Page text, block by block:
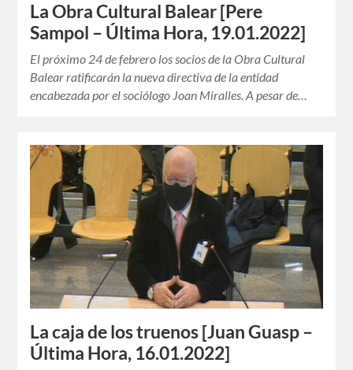
La Obra Cultural Balear [Pere
Sampol – Última Hora, 19.01.2022]
El próximo 24 de febrero los socios de la Obra Cultural
Balear ratificarán la nueva directiva de la entidad
encabezada por el sociólogo Joan Miralles. A pesar de…
La caja de los truenos [Juan Guasp –
Última Hora, 16.01.2022]